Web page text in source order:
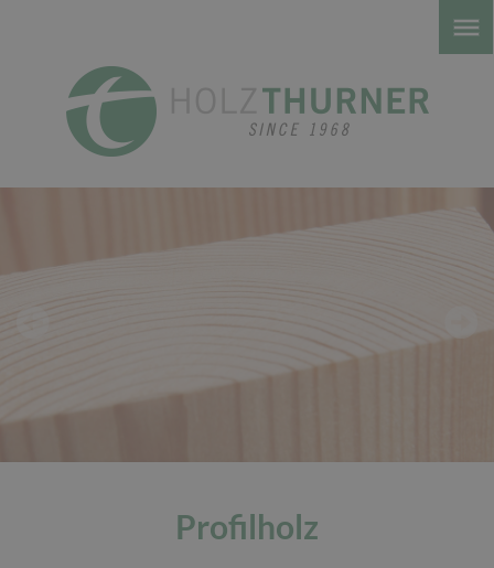
Profilholz